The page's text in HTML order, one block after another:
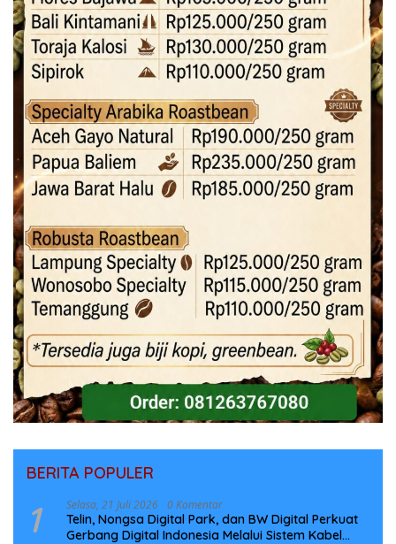
BERITA POPULER
1 Selasa, 21 Juli 2026 0 Komentar
Telin, Nongsa Digital Park, dan BW Digital Perkuat
Gerbang Digital Indonesia Melalui Sistem Kabel